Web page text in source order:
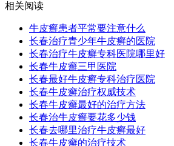
相关阅读
牛皮癣患者平常要注意什么
长春治疗青少年牛皮癣的医院
长春治疗牛皮癣专科医院哪里好
长春牛皮癣三甲医院
长春最好牛皮癣专科治疗医院
长春牛皮癣治疗权威技术
长春牛皮癣最好的治疗方法
长春治牛皮癣要花多少钱
长春去哪里治疗牛皮癣最好
长春牛皮癣的治疗技术